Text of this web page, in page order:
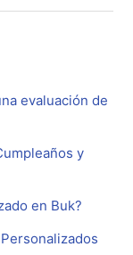
evaluación de
y
en Buk?